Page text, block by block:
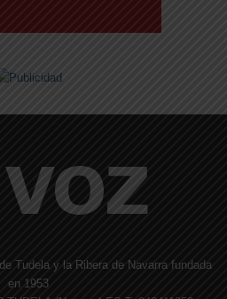
Tudela y la Ribera de Navarra fundada
en 1953